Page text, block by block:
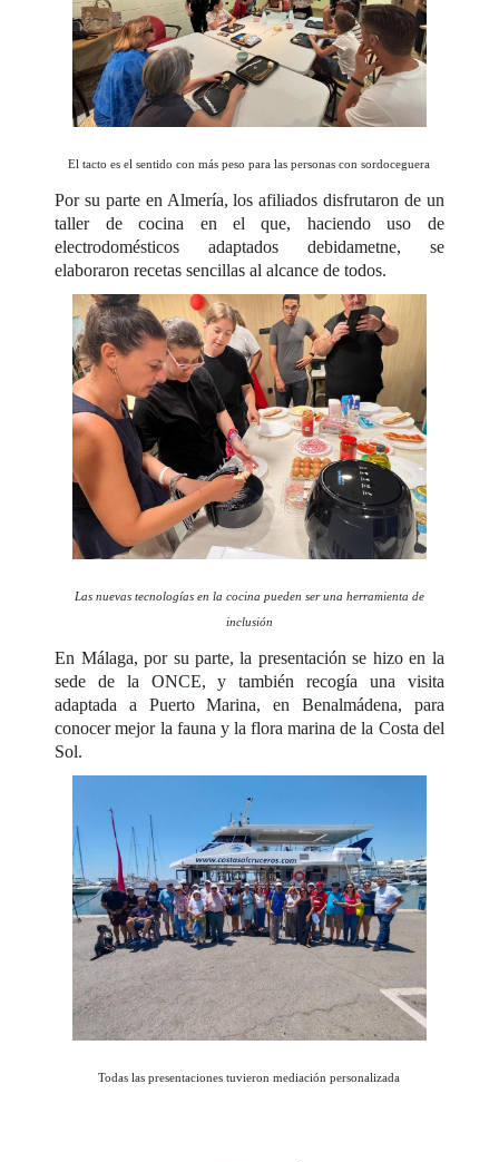
El tacto es el sentido con más peso para las personas con sordoceguera
Por su parte en Almería, los afiliados disfrutaron de un
taller de cocina en el que, haciendo uso de
electrodomésticos adaptados debidametne, se
elaboraron recetas sencillas al alcance de todos.
Las nuevas tecnologías en la cocina pueden ser una herramienta de
inclusión
En Málaga, por su parte, la presentación se hizo en la
sede de la ONCE, y también recogía una visita
adaptada a Puerto Marina, en Benalmádena, para
conocer mejor la fauna y la flora marina de la Costa del
Sol.
Todas las presentaciones tuvieron mediación personalizada